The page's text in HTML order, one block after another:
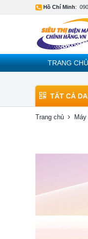
Hồ Chí Minh:
TRANG
TẤT CẢ
Trang chủ